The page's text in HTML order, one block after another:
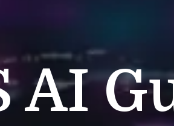
AI